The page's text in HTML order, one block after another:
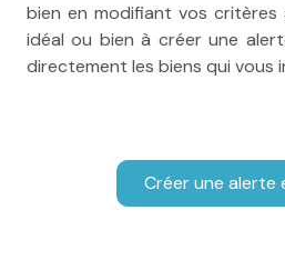
bien en modifiant vos
idéal ou bien à créer une
directement les biens qui vous
Créer une alerte